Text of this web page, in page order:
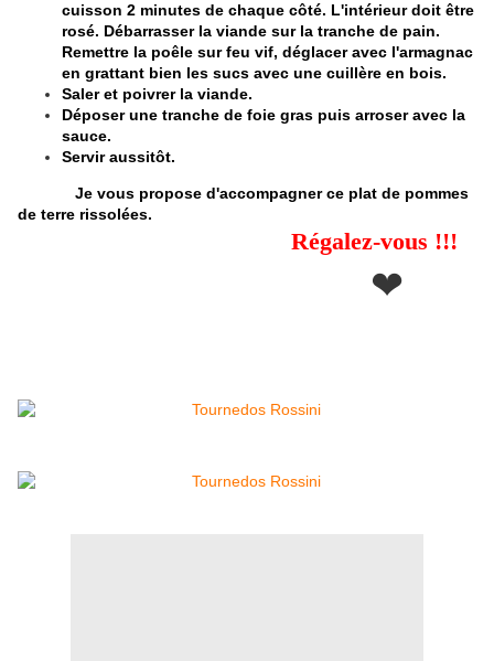
cuisson 2 minutes de chaque côté. L'intérieur doit être
rosé. Débarrasser la viande sur la tranche de pain.
Remettre la poêle sur feu vif, déglacer avec l'armagnac
en grattant bien les sucs avec une cuillère en bois.
Saler et poivrer la viande.
Déposer une tranche de foie gras puis arroser avec la
sauce.
Servir aussitôt.
Je vous propose d'accompagner ce plat de pommes
de terre rissolées.
Régalez-vous !!!
❤